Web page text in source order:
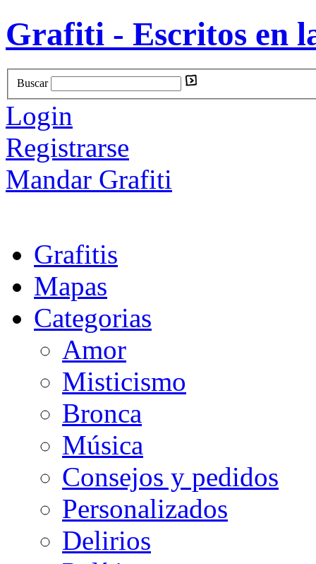
Grafiti - Escritos en
Buscar
Login
Registrarse
Mandar Grafiti
Grafitis
Mapas
Categorias
Amor
Misticismo
Bronca
Música
Consejos y pedidos
Personalizados
Delirios